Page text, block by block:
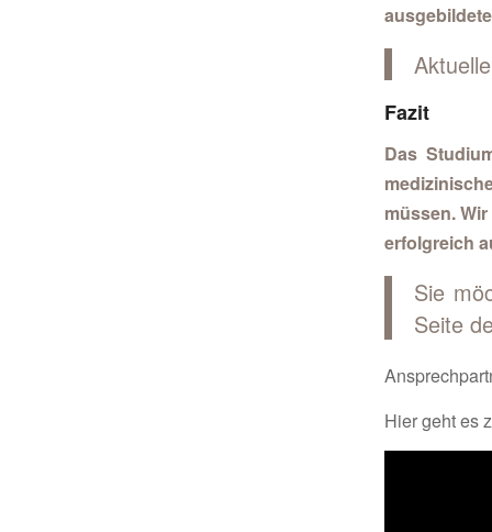
Fazit
Das
müssen.
erfolgreich
Sie
Seite
Hier geht es